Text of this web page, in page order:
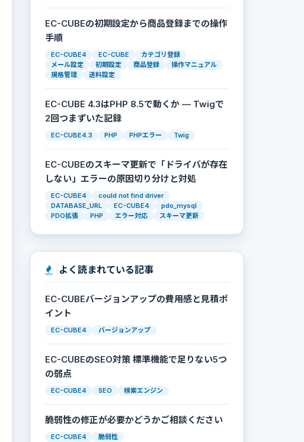
EC-CUBEの初期設定から商品登録までの操作
手順
EC-CUBE4 EC-CUBE
カテゴリ登録
メール設定
初期設定 商品登録
操作マニュアル
規格管理
送料設定
EC-CUBE 4.3はPHP 8.5で動くか — Twigで
2回つまずいた記録
EC-CUBE4.3 PHP PHPエラー Twig
EC-CUBEのスキーマ更新で「ドライバが存在
しない」エラーの原因切り分けと対処
EC-CUBE4
could not find driver
DATABASE_URL
EC-CUBE4
pdo_mysql
PDO拡張
PHP エラー対応 スキーマ更新
よく読まれている記事
EC-CUBEバージョンアップの費用感と見積ポ
イント
EC-CUBE4 バージョンアップ
EC-CUBEのSEO対策 標準機能で足りない5つ
の弱点
EC-CUBE4 SEO 検索エンジン
脆弱性の修正が必要かどうかご相談ください
EC-CUBE4 脆弱性